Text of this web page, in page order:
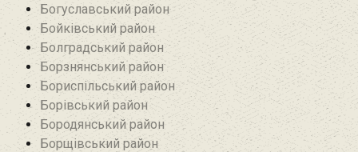
Богуславський район
Бойківський район
Болградський район
Борзнянський район
Бориспільський район
Борівський район
Бородянський район
Борщівський район‎